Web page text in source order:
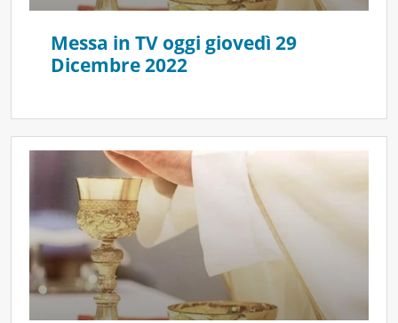
Messa in TV oggi giovedì 29
Dicembre 2022